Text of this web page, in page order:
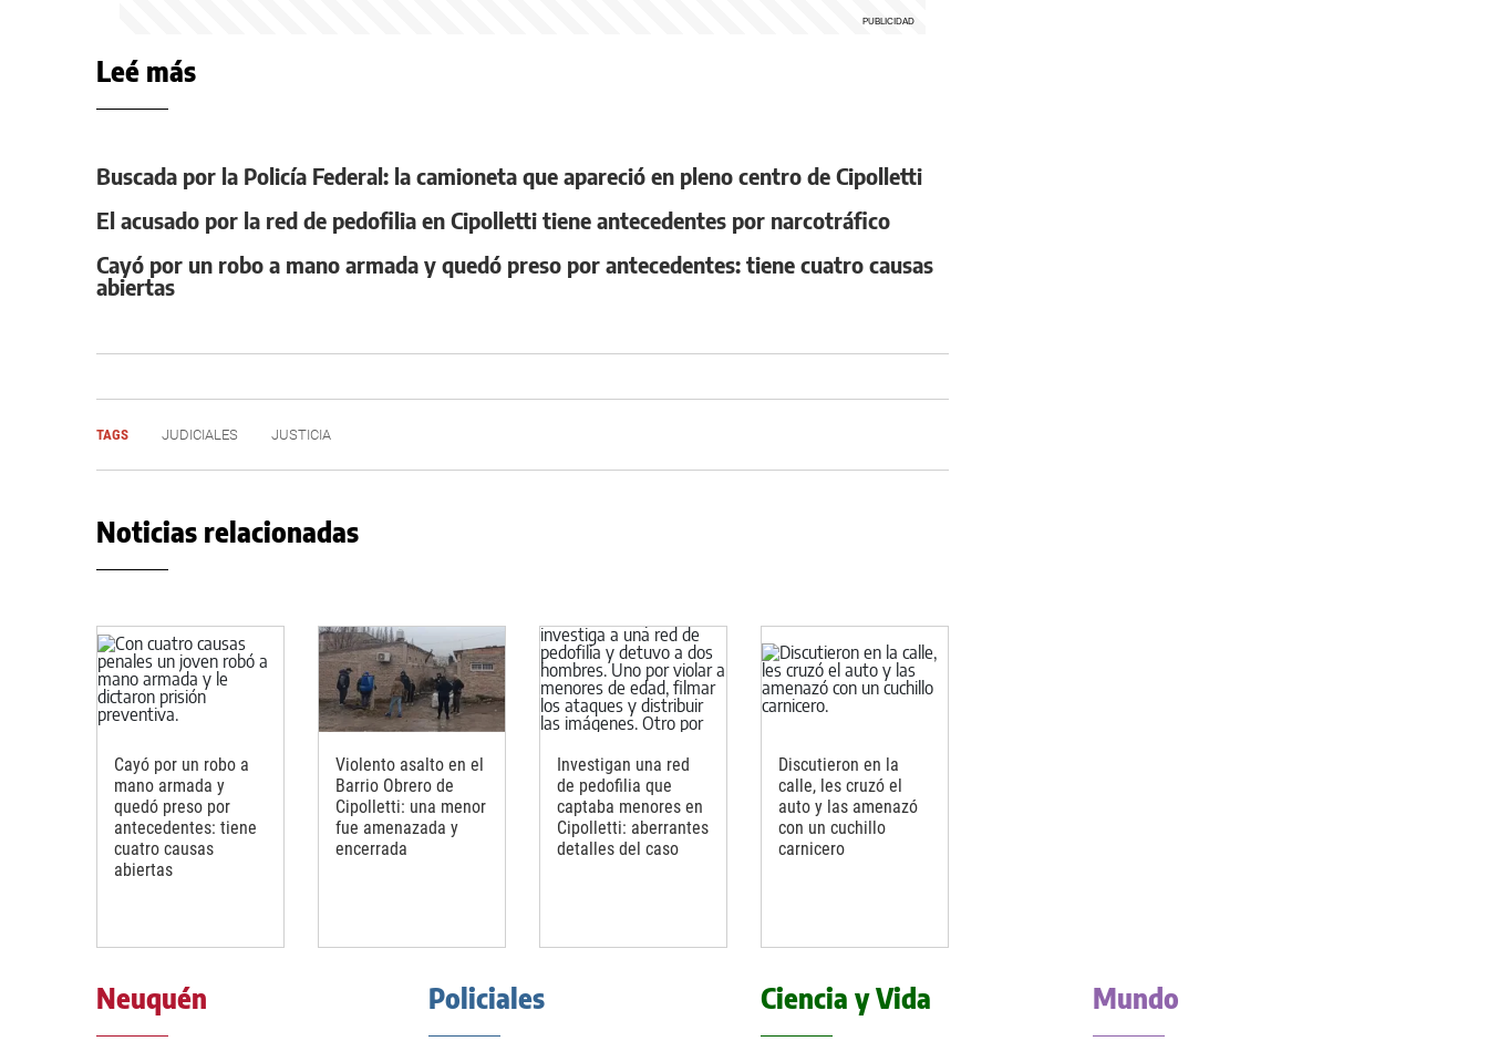
Leé más
Buscada por la Policía Federal: la camioneta que apareció en pleno centro de Cipolletti
El acusado por la red de pedofilia en Cipolletti tiene antecedentes por narcotráfico
Cayó por un robo a mano armada y quedó preso por antecedentes: tiene cuatro causas
abiertas
TAGS JUDICIALES JUSTICIA
Noticias relacionadas
Cayó por un robo a
mano armada y
quedó preso por
antecedentes: tiene
cuatro causas
abiertas
Violento asalto en el
Barrio Obrero de
Cipolletti: una menor
fue amenazada y
encerrada
Investigan una red
de pedofilia que
captaba menores en
Cipolletti: aberrantes
detalles del caso
Discutieron en la
calle, les cruzó el
auto y las amenazó
con un cuchillo
carnicero
Neuquén Policiales Ciencia y Vida Mundo